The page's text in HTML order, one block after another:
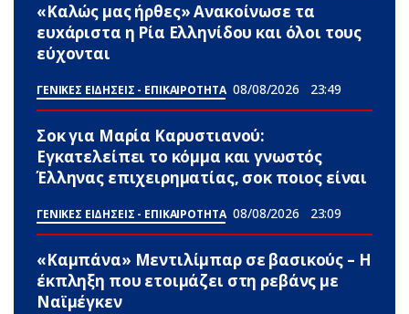
«Καλώς μας ήρθες» Ανακοίνωσε τα
ευxάριστα η Ρία Ελληνίδου και όλοι τους
εύχονται
ΓΕΝΙΚΕΣ ΕΙΔΗΣΕΙΣ - ΕΠΙΚΑΙΡΟΤΗΤΑ 08/08/2026 23:49
Σoκ για Μαρία Καρυστιανού:
Εγκατελείπει το κόμμα και γνωστός
Έλληνας επιχειρηματίας, σoκ ποιος είναι
ΓΕΝΙΚΕΣ ΕΙΔΗΣΕΙΣ - ΕΠΙΚΑΙΡΟΤΗΤΑ 08/08/2026 23:09
«Καμπάνα» Μεντιλίμπαρ σε βασικούς – Η
έκπληξη που ετοιμάζει στη ρεβάνς με
Ναϊμέγκεν